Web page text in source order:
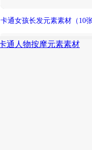
卡通女孩长发元素素材 （10